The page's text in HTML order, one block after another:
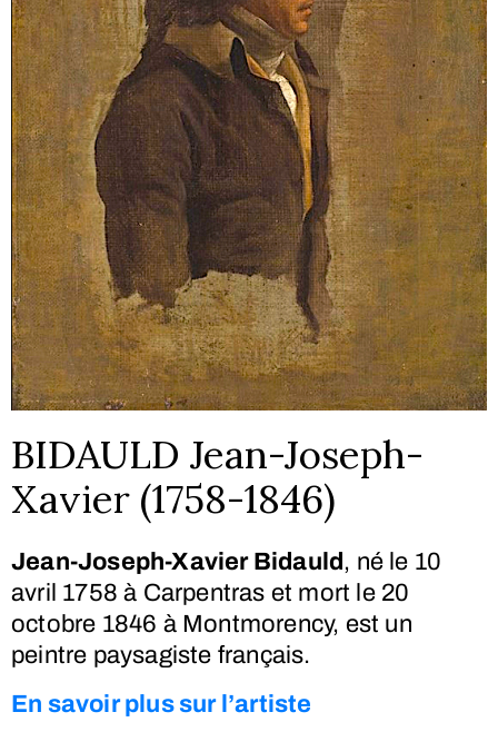
BIDAULD Jean-Joseph-
Xavier (1758-1846)
Jean-Joseph-Xavier Bidauld , né le 10
avril 1758 à Carpentras et mort le 20
octobre 1846 à Montmorency, est un
peintre paysagiste français.
En savoir plus sur l’artiste